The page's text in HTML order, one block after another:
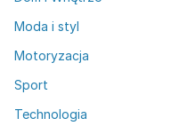
Moda i styl
Motoryzacja
Sport
Technologia